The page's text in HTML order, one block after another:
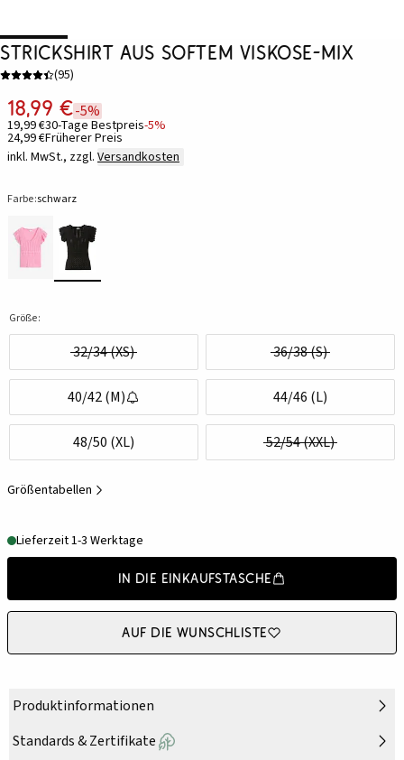
Strickshirt aus softem Viskose-Mix
(95)
18,99 €-5%
19,99 €30-Tage Bestpreis-5%
24,99 €Früherer Preis
inkl. MwSt., zzgl. Versandkosten
Farbe:schwarz
Größe:
32/34 (XS) 36/38 (S)
40/42 (M) 44/46 (L)
48/50 (XL) 52/54 (XXL)
Größentabellen
Lieferzeit 1-3 Werktage
In die Einkaufstasche
Auf die Wunschliste
Produktinformationen
Standards & Zertifikate